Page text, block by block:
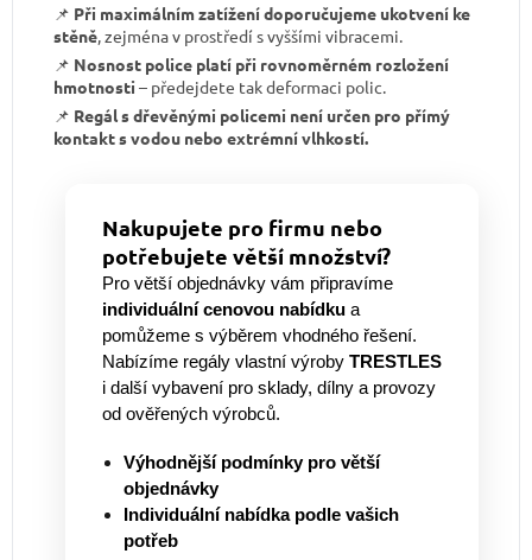
📌 Při maximálním zatížení doporučujeme ukotvení ke
stěně, zejména v prostředí s vyššími vibracemi.
📌 Nosnost police platí při rovnoměrném rozložení
hmotnosti – předejdete tak deformaci polic.
📌 Regál s dřevěnými policemi není určen pro přímý
kontakt s vodou nebo extrémní vlhkostí.
Nakupujete pro firmu nebo
potřebujete větší množství?
Pro větší objednávky vám připravíme
individuální cenovou nabídku a
pomůžeme s výběrem vhodného řešení.
Nabízíme regály vlastní výroby TRESTLES
i další vybavení pro sklady, dílny a provozy
od ověřených výrobců.
Výhodnější podmínky pro větší
objednávky
Individuální nabídka podle vašich
potřeb